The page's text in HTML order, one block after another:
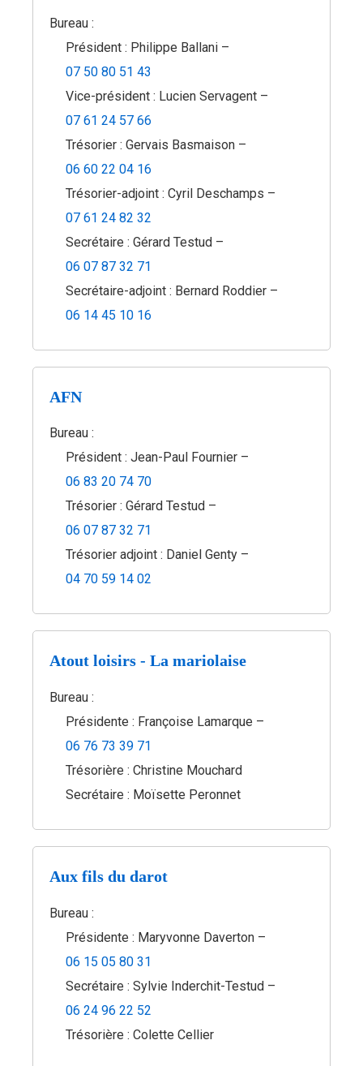
Bureau :
Président : Philippe Ballani –
07 50 80 51 43
Vice-président : Lucien Servagent –
07 61 24 57 66
Trésorier : Gervais Basmaison –
06 60 22 04 16
Trésorier-adjoint : Cyril Deschamps –
07 61 24 82 32
Secrétaire : Gérard Testud –
06 07 87 32 71
Secrétaire-adjoint : Bernard Roddier –
06 14 45 10 16
AFN
Bureau :
Président : Jean-Paul Fournier –
06 83 20 74 70
Trésorier : Gérard Testud –
06 07 87 32 71
Trésorier adjoint : Daniel Genty –
04 70 59 14 02
Atout loisirs - La mariolaise
Bureau :
Présidente : Françoise Lamarque –
06 76 73 39 71
Trésorière : Christine Mouchard
Secrétaire : Moïsette Peronnet
Aux fils du darot
Bureau :
Présidente : Maryvonne Daverton –
06 15 05 80 31
Secrétaire : Sylvie Inderchit-Testud –
06 24 96 22 52
Trésorière : Colette Cellier